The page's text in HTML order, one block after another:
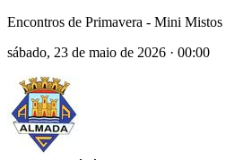
Encontros de Primavera - Mini Mistos
sábado, 23 de maio de 2026 · 00:00